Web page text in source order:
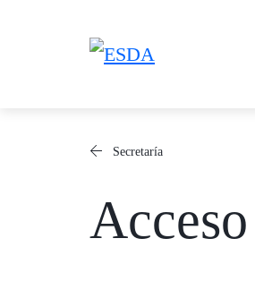
Secretaría